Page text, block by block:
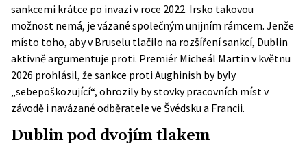
sankcemi krátce po invazi v roce 2022. Irsko takovou
možnost nemá, je vázané společným unijním rámcem. Jenže
místo toho, aby v Bruselu tlačilo na rozšíření sankcí, Dublin
aktivně argumentuje proti. Premiér Micheál Martin v květnu
2026 prohlásil, že sankce proti Aughinish by byly
„sebepoškozující“, ohrozily by stovky pracovních míst v
závodě i navázané odběratele ve Švédsku a Francii.
Dublin pod dvojím tlakem